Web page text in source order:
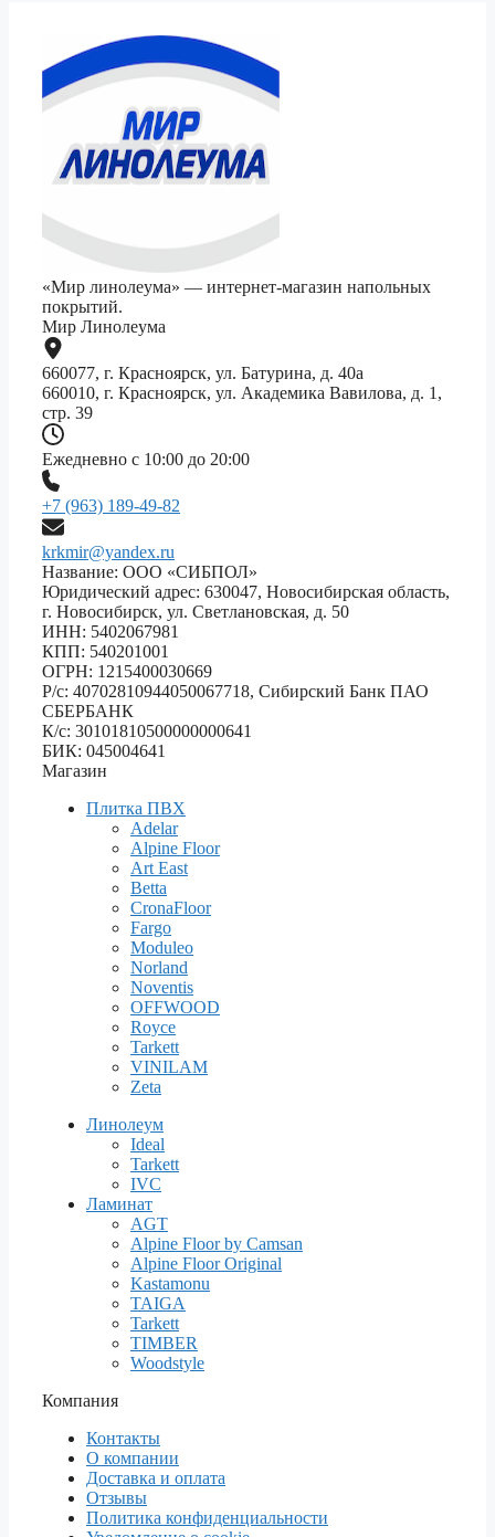
«Мир линолеума» — интернет-магазин напольных
покрытий.
Мир Линолеума
660077, г. Красноярск, ул. Батурина, д. 40а
660010, г. Красноярск, ул. Академика Вавилова, д. 1,
стр. 39
Ежедневно с 10:00 до 20:00
+7 (963) 189-49-82
krkmir@yandex.ru
Название: ООО «СИБПОЛ»
Юридический адрес: 630047, Новосибирская область,
г. Новосибирск, ул. Светлановская, д. 50
ИНН: 5402067981
КПП: 540201001
ОГРН: 1215400030669
Р/с: 40702810944050067718, Сибирский Банк ПАО
СБЕРБАНК
К/с: 30101810500000000641
БИК: 045004641
Магазин
Плитка ПВХ
Adelar
Alpine Floor
Art East
Betta
CronaFloor
Fargo
Moduleo
Norland
Noventis
OFFWOOD
Royce
Tarkett
VINILAM
Zeta
Линолеум
Ideal
Tarkett
IVC
Ламинат
AGT
Alpine Floor by Camsan
Alpine Floor Original
Kastamonu
TAIGA
Tarkett
TIMBER
Woodstyle
Компания
Контакты
О компании
Доставка и оплата
Отзывы
Политика конфиденциальности